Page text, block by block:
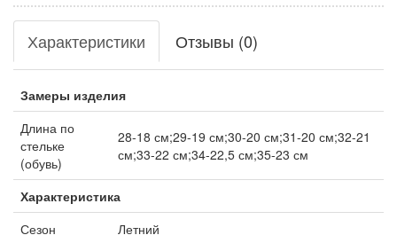
Характеристики Отзывы (0)
Замеры изделия
Длина по
стельке
(обувь)
28-18 см;29-19 см;30-20 см;31-20 см;32-21
см;33-22 см;34-22,5 см;35-23 см
Характеристика
Сезон
Летний